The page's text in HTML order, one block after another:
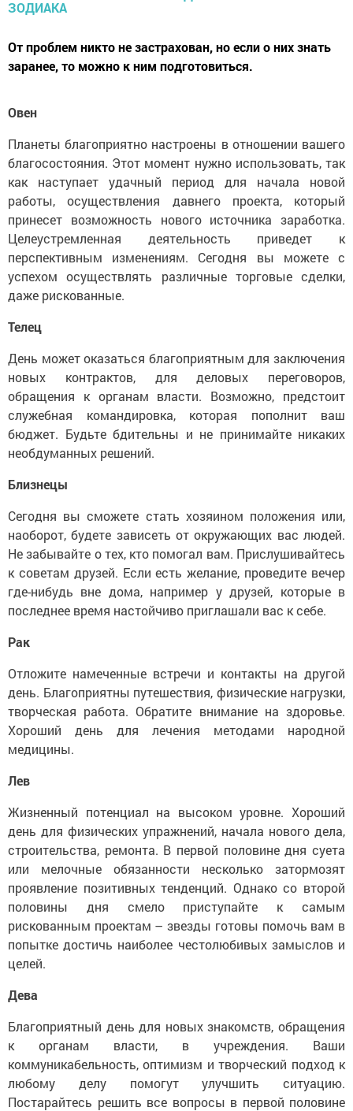
От проблем никто не застрахован, но если о них знать
заранее, то можно к ним подготовиться.
Овен
Планеты благоприятно настроены в отношении вашего
благосостояния. Этот момент нужно использовать, так
как наступает удачный период для начала новой
работы, осуществления давнего проекта, который
принесет возможность нового источника заработка.
Целеустремленная деятельность приведет к
перспективным изменениям. Сегодня вы можете с
успехом осуществлять различные торговые сделки,
даже рискованные.
Телец
День может оказаться благоприятным для заключения
новых контрактов, для деловых переговоров,
обращения к органам власти. Возможно, предстоит
служебная командировка, которая пополнит ваш
бюджет. Будьте бдительны и не принимайте никаких
необдуманных решений.
Близнецы
Сегодня вы сможете стать хозяином положения или,
наоборот, будете зависеть от окружающих вас людей.
Не забывайте о тех, кто помогал вам. Прислушивайтесь
к советам друзей. Если есть желание, проведите вечер
где-нибудь вне дома, например у друзей, которые в
последнее время настойчиво приглашали вас к себе.
Рак
Отложите намеченные встречи и контакты на другой
день. Благоприятны путешествия, физические нагрузки,
творческая работа. Обратите внимание на здоровье.
Хороший день для лечения методами народной
медицины.
Лев
Жизненный потенциал на высоком уровне. Хороший
день для физических упражнений, начала нового дела,
строительства, ремонта. В первой половине дня суета
или мелочные обязанности несколько затормозят
проявление позитивных тенденций. Однако со второй
половины дня смело приступайте к самым
рискованным проектам – звезды готовы помочь вам в
попытке достичь наиболее честолюбивых замыслов и
целей.
Дева
Благоприятный день для новых знакомств, обращения
к органам власти, в учреждения. Ваши
коммуникабельность, оптимизм и творческий подход к
любому делу помогут улучшить ситуацию.
Постарайтесь решить все вопросы в первой половине